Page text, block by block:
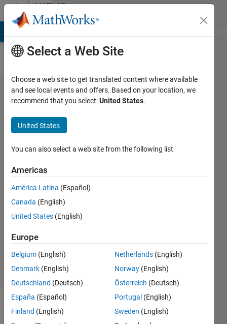
Skip to contentMATLAB
Answers
영구
라이센
스의
계정
관리자
변경
29 Oct
2025
Updated
29 Oct 2025
(30 days)
Select a Web Site
Choose a web site to get translated content where available
and see local events and offers. Based on your location, we
recommend that you select:United States.
United States
You can also select a web site from the following list
Americas
América Latina (Español)
Canada (English)
United States (English)
Europe
Belgium (English)
Denmark (English)
Deutschland (Deutsch)
España (Español)
Finland (English)
Netherlands (English)
Norway (English)
Österreich (Deutsch)
Portugal (English)
Sweden (English)